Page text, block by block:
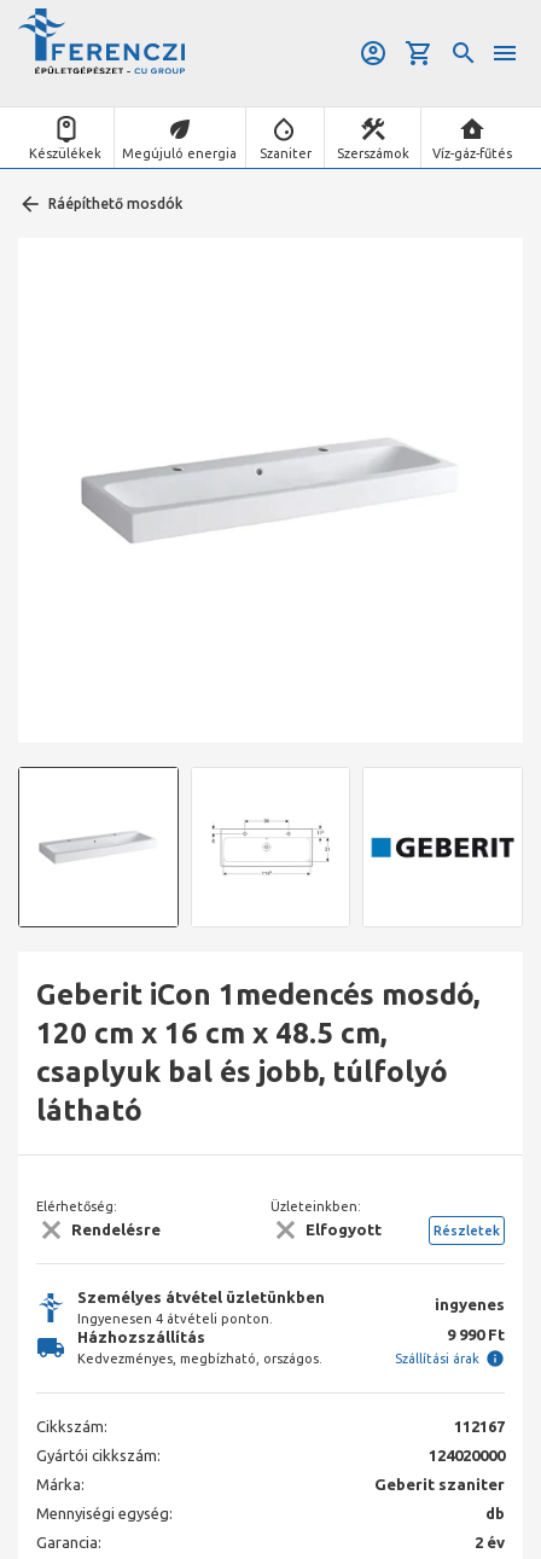
Készülékek Megújuló energia Szaniter Szerszámok Víz-gáz-fűtés
Ráépíthető mosdók
Geberit iCon 1medencés mosdó,
120 cm x 16 cm x 48.5 cm,
csaplyuk bal és jobb, túlfolyó
látható
Elérhetőség:
Rendelésre
Üzleteinkben:
Elfogyott Részletek
Személyes átvétel üzletünkben
Ingyenesen 4 átvételi ponton.
ingyenes
Házhozszállítás
Kedvezményes, megbízható, országos.
9 990 Ft
Szállítási árak
Cikkszám:
112167
Gyártói cikkszám:
124020000
Márka:
Geberit szaniter
Mennyiségi egység:
db
Garancia:
2 év